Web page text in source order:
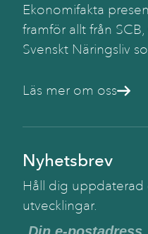
Ekonomifakta
framför allt från
Svenskt Näringsliv
Läs mer om oss
Nyhetsbrev
Håll dig uppdaterad
utvecklingar.